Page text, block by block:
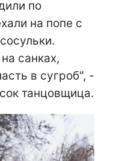
по
на попе с
санках,
в сугроб", -
танцовщица.